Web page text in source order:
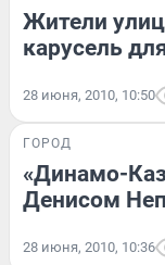
Жители
карусель
28 июня, 2010, 10:50
ГОРОД
«Динамо-
Денисом
28 июня, 2010, 10:36